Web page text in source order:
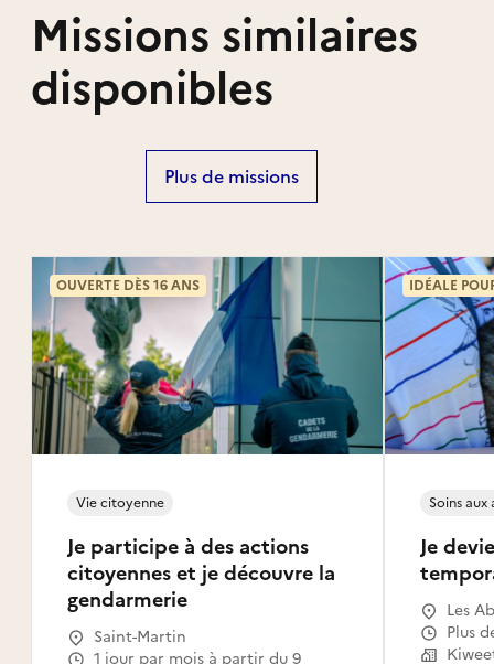
Missions similaires
disponibles
Plus de missions
Je participe à des actions
citoyennes et je découvre la
gendarmerie
Vie citoyenne
Saint-Martin
1 jour par mois à partir du 9
OUVERTE DÈS 16 ANS
Je
Soins aux
Les
Le
Plus
IDÉALE